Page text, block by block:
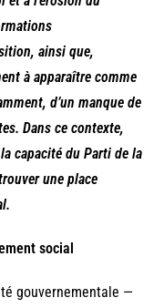
ainsi que,
à apparaître comme
d’un manque de
Dans ce contexte,
capacité du Parti de la
une place
social
gouvernementale —